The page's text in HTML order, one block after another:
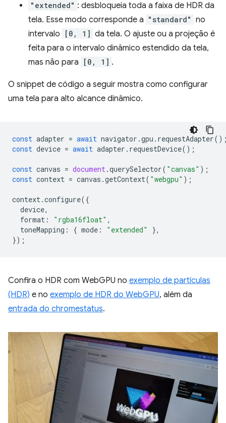
"extended" : desbloqueia toda a faixa de HDR da
tela. Esse modo corresponde a "standard" no
intervalo
[0, 1] da tela. O ajuste ou a projeção é
feita para o intervalo dinâmico estendido da tela,
mas não para
[0, 1] .
O snippet de código a seguir mostra como configurar
uma tela para alto alcance dinâmico.
const adapter = await navigator .gpu . requestAdapter
const device = await adapter . requestDevice();
const canvas = document.querySelector( "canvas" );
const context = canvas .getContext( "webgpu" );
context.configure({
device,
format : "rgba16float" ,
toneMapping : { mode : "extended"
},
});
Confira o HDR com WebGPU no exemplo de partículas
(HDR) e no exemplo de HDR do WebGPU, além da
entrada do chromestatus.